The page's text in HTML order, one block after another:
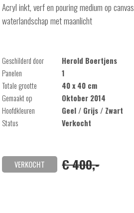
Acryl inkt, verf en pouring medium op canvas
waterlandschap met maanlicht
Geschilderd door
Herold Boertjens
Panelen
1
Totale grootte
40 x 40 cm
Gemaakt op
Oktober 2014
Hoofdkleuren
Geel / Grijs / Zwart
Status
Verkocht
VERKOCHT € 400,-